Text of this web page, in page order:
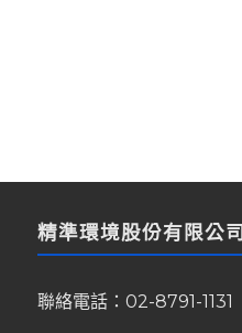
精準環境股份有限公司
聯絡電話： 02-8791-1131